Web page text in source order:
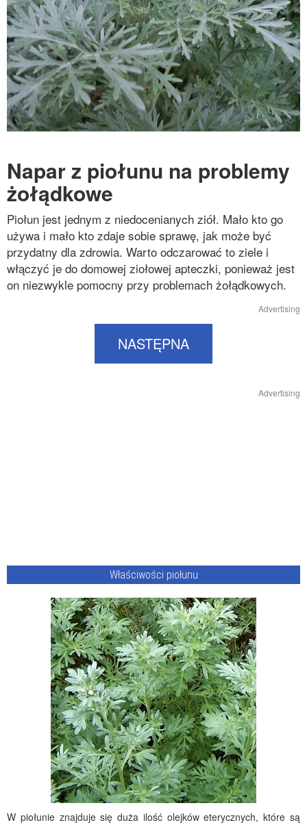
Napar z piołunu na problemy
żołądkowe
Piołun jest jednym z niedocenianych ziół. Mało kto go
używa i mało kto zdaje sobie sprawę, jak może być
przydatny dla zdrowia. Warto odczarować to ziele i
włączyć je do domowej ziołowej apteczki, ponieważ jest
on niezwykle pomocny przy problemach żołądkowych.
Advertising
NASTĘPNA
Advertising
Właściwości piołunu
W piołunie znajduje się duża ilość olejków eterycznych, które są